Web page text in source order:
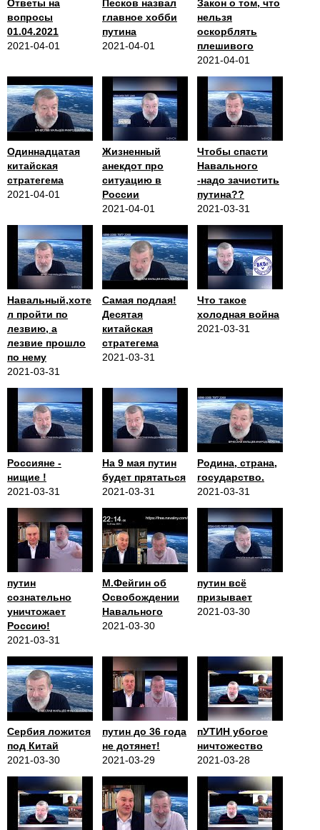
Ответы на
вопросы
01.04.2021
2021-04-01
Песков назвал
главное хобби
путина
2021-04-01
Закон о том, что
нельзя
оскорблять
плешивого
2021-04-01
Одиннадцатая
китайская
стратегема
2021-04-01
Жизненный
анекдот про
ситуацию в
России
2021-04-01
Чтобы спасти
Навального
-надо зачистить
путина??
2021-03-31
Навальный,хоте
л пройти по
лезвию, а
лезвие прошло
по нему
2021-03-31
Самая подлая!
Десятая
китайская
стратегема
2021-03-31
Что такое
холодная война
2021-03-31
Россияне -
нищие !
2021-03-31
На 9 мая путин
будет прятаться
2021-03-31
Родина, страна,
государство.
2021-03-31
путин
сознательно
уничтожает
Россию!
2021-03-31
М.Фейгин об
Освобождении
Навального
2021-03-30
путин всё
призывает
2021-03-30
Сербия ложится
под Китай
2021-03-30
путин до 36 года
не дотянет!
2021-03-29
пУТИН убогое
ничтожество
2021-03-28